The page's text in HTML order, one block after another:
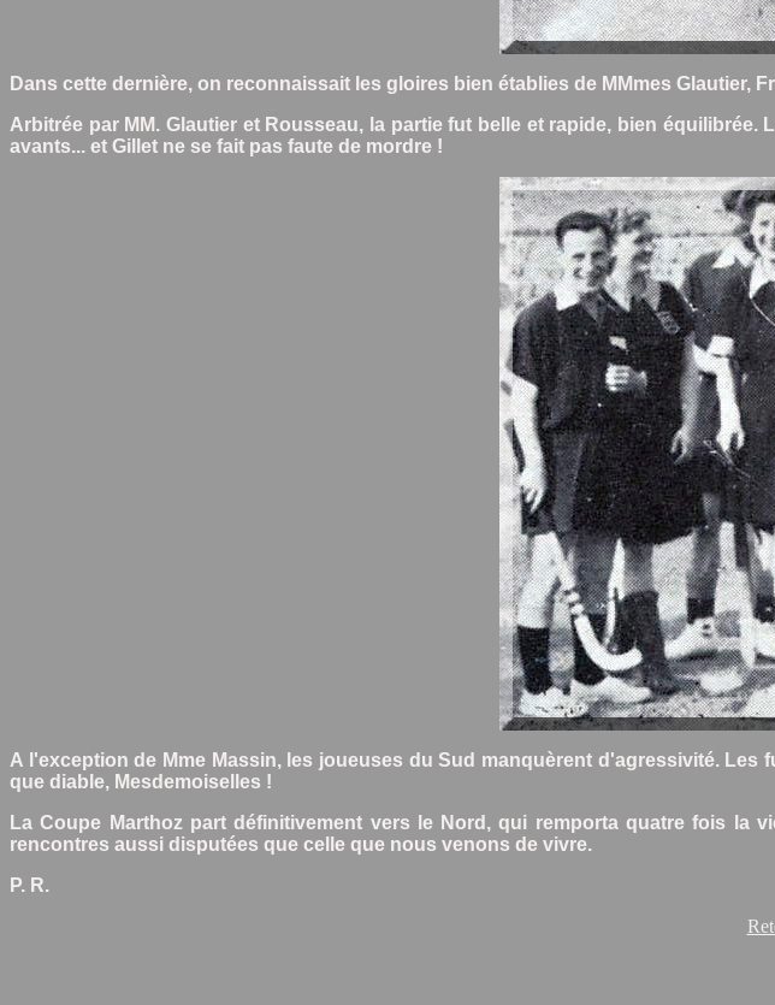
Dans cette dernière, on reconnaissait les gloires bien établies de MMmes Glautier,
Arbitrée par MM. Glautier et Rousseau, la partie fut belle et rapide, bien
avants... et Gillet ne se fait pas faute de mordre !
A l'exception de Mme Massin, les joueuses du Sud manquèrent d'agressivité.
que diable, Mesdemoiselles !
La Coupe Marthoz part définitivement vers le Nord, qui remporta quatre fois la
rencontres aussi disputées que celle que nous venons de vivre.
P. R.